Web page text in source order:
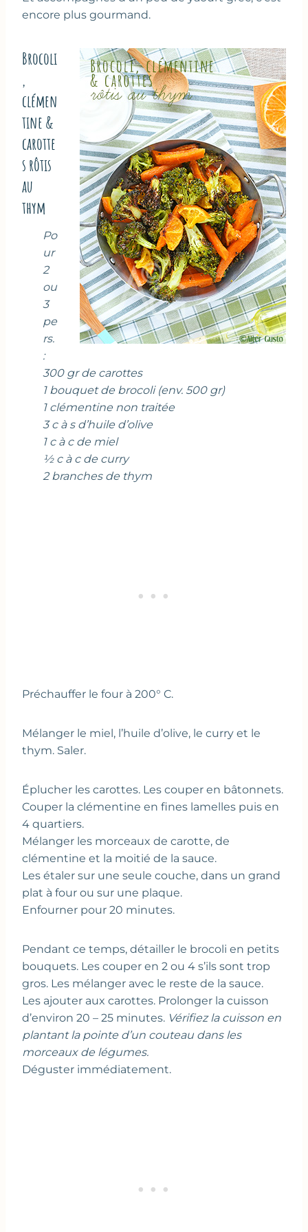
encore plus gourmand.
Brocoli
,
clémen
tine &
carotte
s rôtis
au
thym
Po
ur
2
ou
3
pe
rs.
:
300 gr de carottes
1 bouquet de brocoli (env. 500 gr)
1 clémentine non traitée
3 c à s d’huile d’olive
1 c à c de miel
½ c à c de curry
2 branches de thym
Préchauffer le four à 200° C.
Mélanger le miel, l’huile d’olive, le curry et le
thym. Saler.
Éplucher les carottes. Les couper en bâtonnets.
Couper la clémentine en fines lamelles puis en
4 quartiers.
Mélanger les morceaux de carotte, de
clémentine et la moitié de la sauce.
Les étaler sur une seule couche, dans un grand
plat à four ou sur une plaque.
Enfourner pour 20 minutes.
Pendant ce temps, détailler le brocoli en petits
bouquets. Les couper en 2 ou 4 s’ils sont trop
gros. Les mélanger avec le reste de la sauce.
Les ajouter aux carottes. Prolonger la cuisson
d’environ 20 – 25 minutes. Vérifiez la cuisson en
plantant la pointe d’un couteau dans les
morceaux de légumes.
Déguster immédiatement.